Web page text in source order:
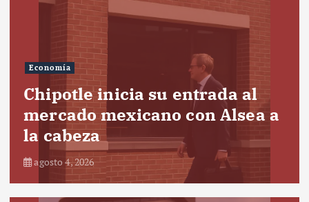
Economía
Chipotle inicia su entrada al
mercado mexicano con Alsea a
la cabeza
agosto 4, 2026